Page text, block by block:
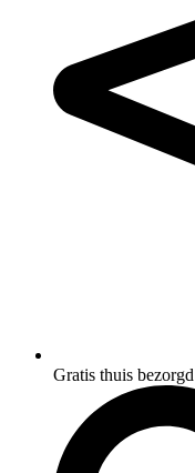
Gratis thuis bezorgd